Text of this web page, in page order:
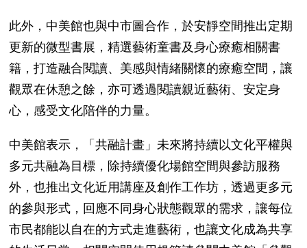
此外，中美館也與中市圖合作，於安靜空間推出定期
更新的微型書展，精選藝術童書及身心療癒相關書
籍，打造融合閱讀、美感與情緒關懷的療癒空間，讓
觀眾在休憩之餘，亦可透過閱讀親近藝術、安定身
心，感受文化陪伴的力量。
中美館表示，「共融計畫」未來將持續以文化平權與
多元共融為目標，除持續優化場館空間與參訪服務
外，也推出文化近用講座及創作工作坊，透過更多元
的參與形式，回應不同身心狀態觀眾的需求，讓每位
市民都能以自在的方式走進藝術，也讓文化成為共享